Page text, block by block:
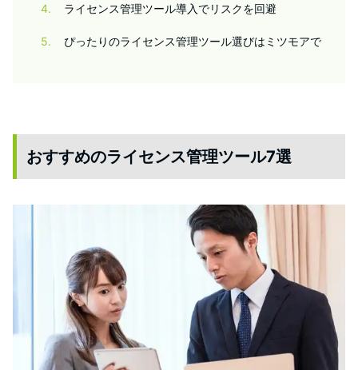
4 ライセンス管理ツール導入でリスクを回避
5 ぴったりのライセンス管理ツール選びはミツモアで
おすすめのライセンス管理ツール7選